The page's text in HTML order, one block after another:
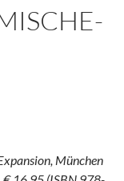
München